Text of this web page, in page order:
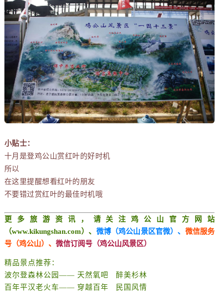
小贴士：
十月是登鸡公山赏红叶的好时机
所以
在这里提醒想看红叶的朋友
不要错过赏红叶的最佳时机哦
更多旅游资讯，请关注鸡公山官方网站
（www.kikungshan.com）、 微博（鸡公山景区官微）、 微信服务
号（鸡公山）、 微信订阅号（鸡公山风景区）
精品景点推荐：
波尔登森林公园—— 天然氧吧 醉美杉林
百年平汉老火车—— 穿越百年 民国风情